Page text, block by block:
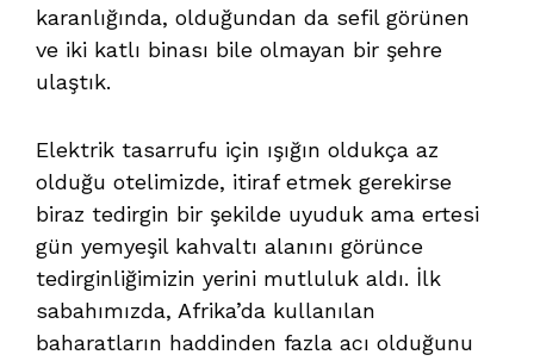
karanlığında, olduğundan da sefil görünen
ve iki katlı binası bile olmayan bir şehre
ulaştık.
Elektrik tasarrufu için ışığın oldukça az
olduğu otelimizde, itiraf etmek gerekirse
biraz tedirgin bir şekilde uyuduk ama ertesi
gün yemyeşil kahvaltı alanını görünce
tedirginliğimizin yerini mutluluk aldı. İlk
sabahımızda, Afrika’da kullanılan
baharatların haddinden fazla acı olduğunu